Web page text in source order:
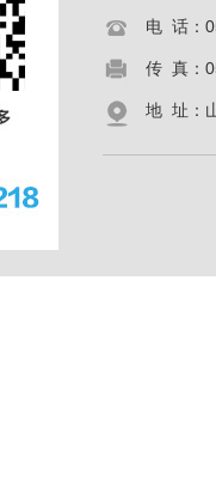
电 话：
传 真：
地 址：